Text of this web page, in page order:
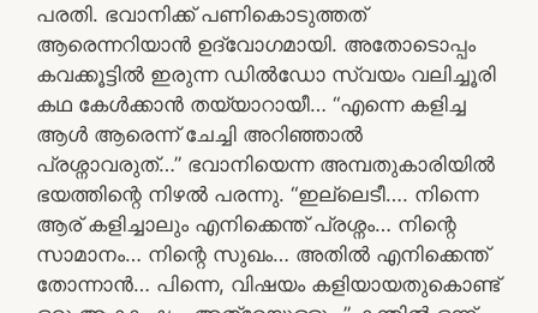
പരതി. ഭവാനിക്ക് പണികൊടുത്തത്
ആരെന്നറിയാൻ ഉദ്വോഗമായി. അതോടൊപ്പം
കവക്കൂട്ടിൽ ഇരുന്ന ഡിൽഡോ സ്വയം വലിച്ചൂരി
കഥ കേൾക്കാൻ തയ്യാറായീ… “എന്നെ കളിച്ച
ആൾ ആരെന്ന് ചേച്ചി അറിഞ്ഞാൽ
പ്രശ്നാവരുത്…” ഭവാനിയെന്ന അമ്പതുകാരിയിൽ
ഭയത്തിന്റെ നിഴൽ പരന്നു. “ഇല്ലെടീ…. നിന്നെ
ആര് കളിച്ചാലും എനിക്കെന്ത് പ്രശ്നം… നിന്റെ
സാമാനം… നിന്റെ സുഖം… അതിൽ എനിക്കെന്ത്
തോന്നാൻ… പിന്നെ, വിഷയം കളിയായതുകൊണ്ട്